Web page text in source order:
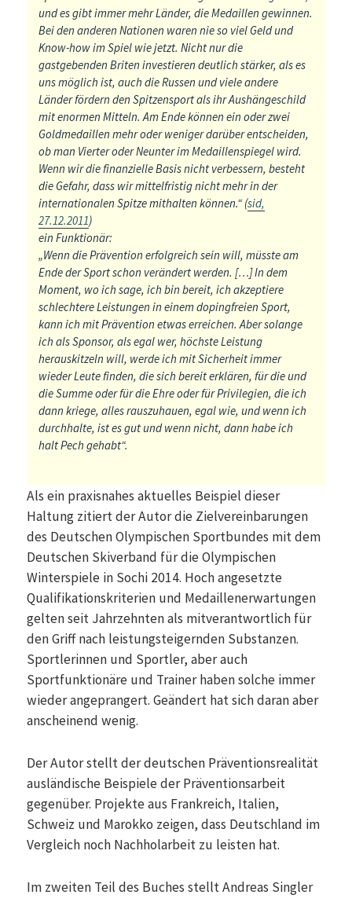
und es gibt immer mehr Länder, die Medaillen gewinnen.
Bei den anderen Nationen waren nie so viel Geld und
Know-how im Spiel wie jetzt. Nicht nur die
gastgebenden Briten investieren deutlich stärker, als es
uns möglich ist, auch die Russen und viele andere
Länder fördern den Spitzensport als ihr Aushängeschild
mit enormen Mitteln. Am Ende können ein oder zwei
Goldmedaillen mehr oder weniger darüber entscheiden,
ob man Vierter oder Neunter im Medaillenspiegel wird.
Wenn wir die finanzielle Basis nicht verbessern, besteht
die Gefahr, dass wir mittelfristig nicht mehr in der
internationalen Spitze mithalten können.“ (sid,
27.12.2011)
ein Funktionär:
„Wenn die Prävention erfolgreich sein will, müsste am
Ende der Sport schon verändert werden. […] In dem
Moment, wo ich sage, ich bin bereit, ich akzeptiere
schlechtere Leistungen in einem dopingfreien Sport,
kann ich mit Prävention etwas erreichen. Aber solange
ich als Sponsor, als egal wer, höchste Leistung
herauskitzeln will, werde ich mit Sicherheit immer
wieder Leute finden, die sich bereit erklären, für die und
die Summe oder für die Ehre oder für Privilegien, die ich
dann kriege, alles rauszuhauen, egal wie, und wenn ich
durchhalte, ist es gut und wenn nicht, dann habe ich
halt Pech gehabt“.
Als ein praxisnahes aktuelles Beispiel dieser
Haltung zitiert der Autor die Zielvereinbarungen
des Deutschen Olympischen Sportbundes mit dem
Deutschen Skiverband für die Olympischen
Winterspiele in Sochi 2014. Hoch angesetzte
Qualifikationskriterien und Medaillenerwartungen
gelten seit Jahrzehnten als mitverantwortlich für
den Griff nach leistungsteigernden Substanzen.
Sportlerinnen und Sportler, aber auch
Sportfunktionäre und Trainer haben solche immer
wieder angeprangert. Geändert hat sich daran aber
anscheinend wenig.
Der Autor stellt der deutschen Präventionsrealität
ausländische Beispiele der Präventionsarbeit
gegenüber. Projekte aus Frankreich, Italien,
Schweiz und Marokko zeigen, dass Deutschland im
Vergleich noch Nachholarbeit zu leisten hat.
Im zweiten Teil des Buches stellt Andreas Singler